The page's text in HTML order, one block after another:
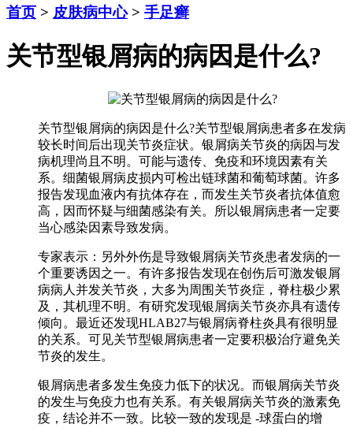
首页 > 皮肤病中心> 手足癣
关节型银屑病的病因是什么?
关节型银屑病的病因是什么?关节型银屑病患者多在发病
较长时间后出现关节炎症状。银屑病关节炎的病因与发
病机理尚且不明。可能与遗传、免疫和环境因素有关
系。细菌银屑病皮损内可检出链球菌和葡萄球菌。许多
报告发现血液内有抗体存在，而发生关节炎者抗体值愈
高，因而怀疑与细菌感染有关。所以银屑病患者一定要
当心感染因素导致发病。
专家表示：另外外伤是导致银屑病关节炎患者发病的一
个重要诱因之一。有许多报告发现在创伤后可激发银屑
病病人并发关节炎，大多为周围关节炎症，脊柱极少累
及，其机理不明。有研究发现银屑病关节炎亦具有遗传
倾向。最近还发现HLAB27与银屑病脊柱炎具有很明显
的关系。可见关节型银屑病患者一定要积极治疗避免关
节炎的发生。
银屑病患者多发生免疫力低下的状况。而银屑病关节炎
的发生与免疫力也有关系。有关银屑病关节炎的激素免
疫，结论并不一致。比较一致的发现是 -球蛋白的增